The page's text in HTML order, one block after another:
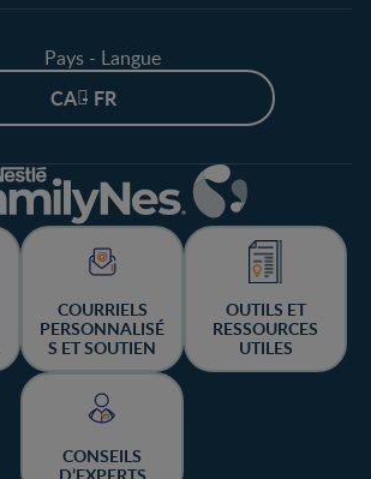
Pays - Langue
CA - FR
COURRIELS
PERSONNALISÉ
S ET SOUTIEN
OUTILS ET
RESSOURCES
UTILES
CONSEILS
D’EXPERTS